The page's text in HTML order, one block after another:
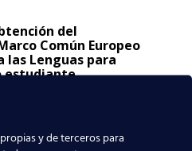
del
Común Europeo
las Lenguas para
estudiante.
al año las que
Cambridge
y de terceros para